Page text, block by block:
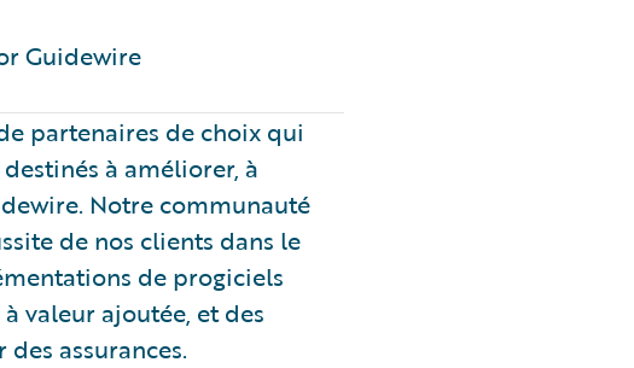
Guidewire
partenaires de choix qui
à améliorer, à
Notre communauté
de nos clients dans le
de progiciels
valeur ajoutée, et des
assurances.